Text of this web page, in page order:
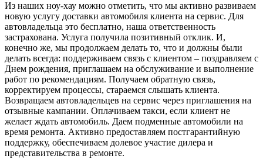
Из наших ноу-хау можно отметить, что мы активно развиваем
новую услугу доставки автомобиля клиента на сервис. Для
автовладельца это бесплатно, наша ответственность
застрахована. Услуга получила позитивный отклик. И,
конечно же, мы продолжаем делать то, что и долж­ны были
делать всегда: поддерживаем связь с клиентом – поздравляем с
Днем рождения, приглашаем на обслуживание и выполнение
работ по рекомендациям. Получаем обратную связь,
корректируем процессы, стараемся слышать клиента.
Возвращаем автовладельцев на сервис через приглашения на
отзывные кампа­нии. Оплачиваем такси, если клиент не
желает ждать автомобиль. Даем подмен­ные автомобили на
время ремонта. Активно предоставляем постгарантий­ную
поддержку, обеспечиваем долевое участие дилера и
представительства в ремонте.